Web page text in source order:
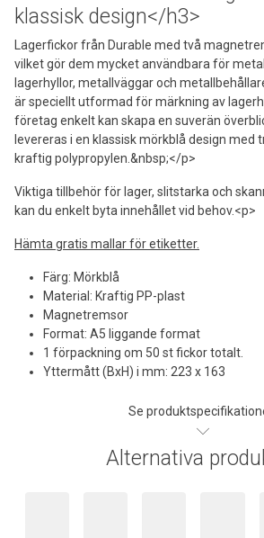
klassisk design</h3>
Lagerfickor från Durable med två
vilket gör dem mycket användbara för
lagerhyllor, metallväggar och
är speciellt utformad för märkning av
företag enkelt kan skapa en suverän
levereras i en klassisk mörkblå design med
kraftig polypropylen.&nbsp;</p>
Viktiga tillbehör för lager, slitstarka och
kan du enkelt byta innehållet vid behov.<p>
Hämta gratis mallar för etiketter.
Färg: Mörkblå
Material: Kraftig PP-plast
Magnetremsor
Format: A5 liggande format
1 förpackning om 50 st fickor totalt.
Yttermått (BxH) i mm: 223 x 163
Se
Alternativa